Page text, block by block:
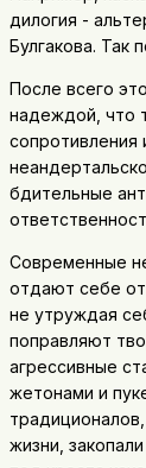
дилогия -
Булгакова. Так
После всего
надеждой, что
сопротивления
бдительные
Современные
отдают себе
не утруждая
поправляют
агрессивные
жетонами и
жизни,